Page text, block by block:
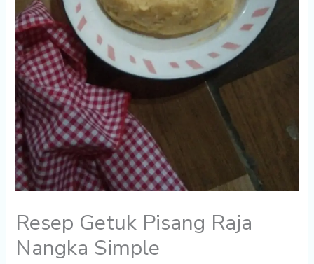
Resep Getuk Pisang Raja
Nangka Simple